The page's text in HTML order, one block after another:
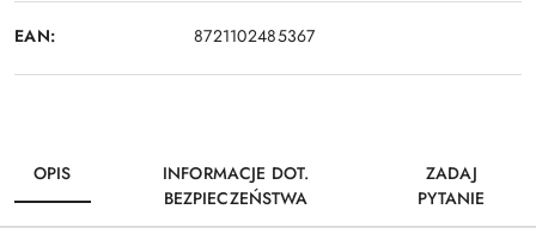
EAN: 8721102485367
OPIS
INFORMACJE DOT.
BEZPIECZEŃSTWA
ZADAJ
PYTANIE